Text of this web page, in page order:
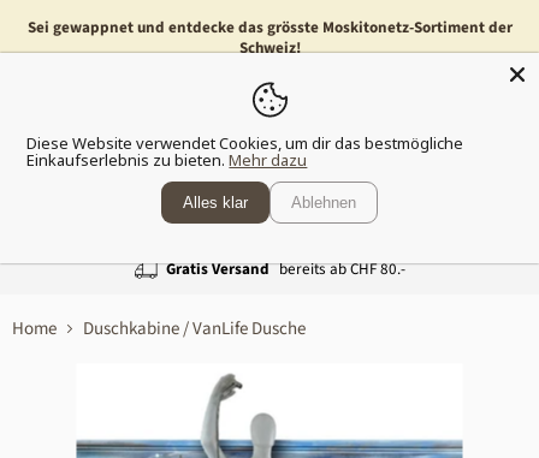
Sei gewappnet und entdecke das grösste Moskitonetz-Sortiment der
Schweiz!
Menü
Gratis Versand bereits ab CHF 80.-
Home Duschkabine / VanLife Dusche
Diese Website verwendet Cookies, um dir das bestmögliche
Einkaufserlebnis zu bieten. Mehr dazu
Alles klar Ablehnen